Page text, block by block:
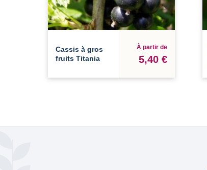
Cassis à gros
fruits Titania
À partir de
5,40 €